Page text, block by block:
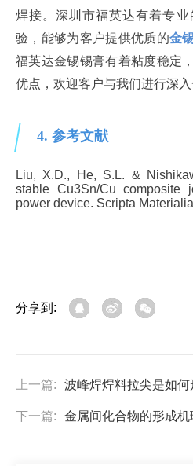
焊接。深圳市福英达有着专
验，能够为客户提供优质的金
福英达金锡锡膏有着粘度稳定
优点，欢迎客户与我们进行深入
4. 参考文献
Liu, X.D., He, S.L. &
stable Cu3Sn/Cu composite
power device. Scripta
分享到:
上一篇: 波峰焊焊料拉尖是如
下一篇: 金属间化合物的形成